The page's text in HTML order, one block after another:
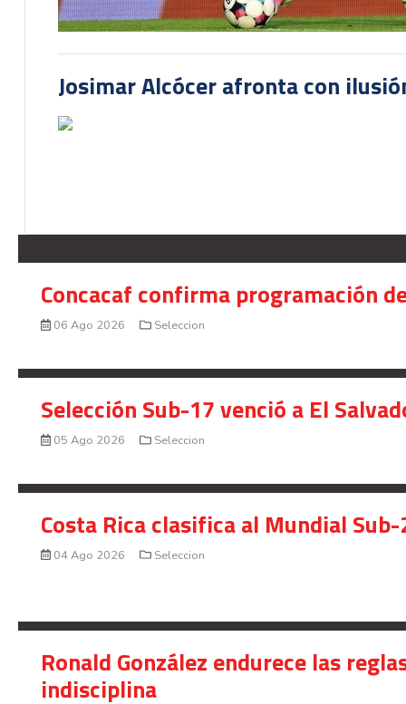
Josimar Alcócer afronta con
Concacaf confirma programación
06 Ago 2026 Seleccion
Selección Sub-17 venció a El
05 Ago 2026 Seleccion
Costa Rica clasifica al Mundial
04 Ago 2026 Seleccion
Ronald González endurece las
indisciplina